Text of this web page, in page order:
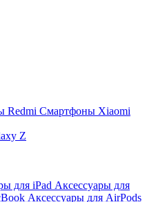
Redmi Смартфоны Xiaomi
Z
для iPad Аксессуары для
Аксессуары для AirPods